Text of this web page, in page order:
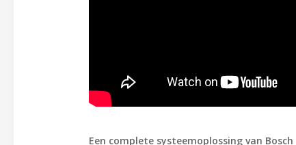
Een complete systeemoplossing van Bosch